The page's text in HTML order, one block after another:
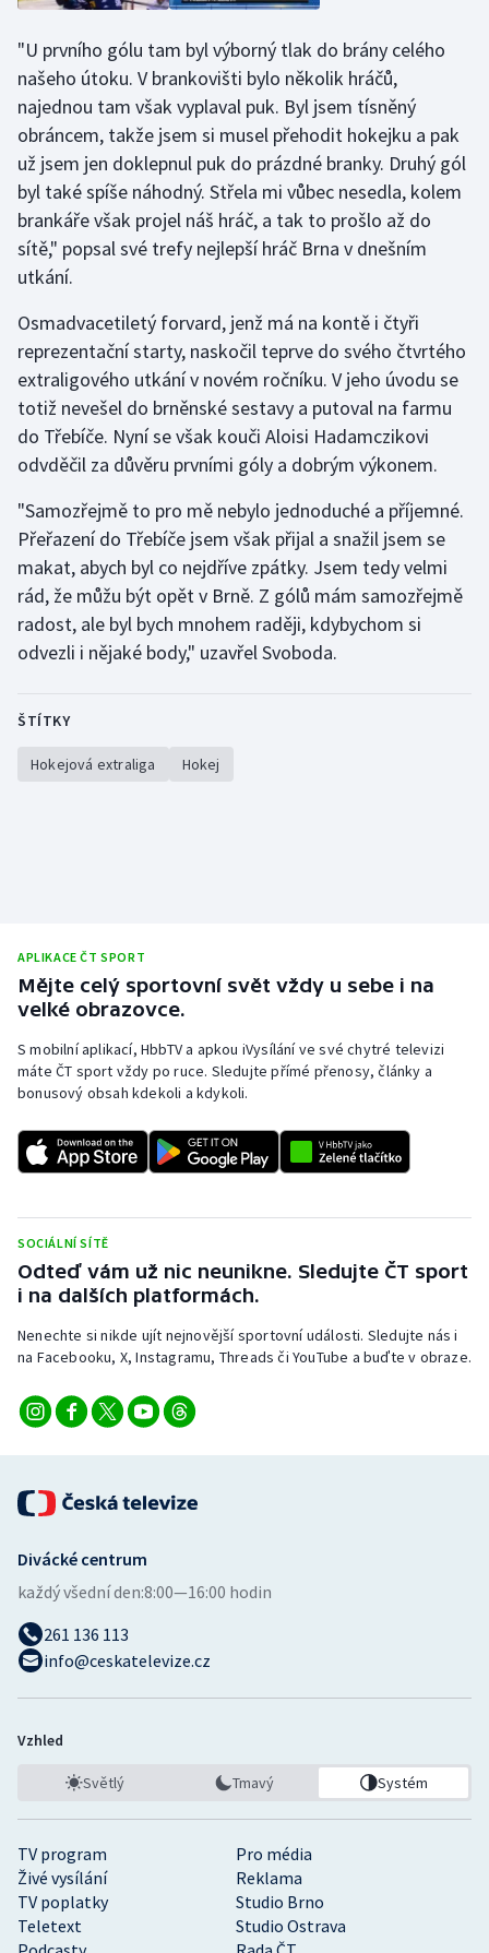
Stolní tenis
Triatlon
Veslování
Vodní slalom
Volejbal
Ostatní
"U prvního gólu tam byl výborný tlak do brány celého
našeho útoku. V brankovišti bylo několik hráčů,
najednou tam však vyplaval puk. Byl jsem tísněný
obráncem, takže jsem si musel přehodit hokejku a pak
už jsem jen doklepnul puk do prázdné branky. Druhý gól
byl také spíše náhodný. Střela mi vůbec nesedla, kolem
brankáře však projel náš hráč, a tak to prošlo až do
sítě," popsal své trefy nejlepší hráč Brna v dnešním
utkání.
Osmadvacetiletý forvard, jenž má na kontě i čtyři
reprezentační starty, naskočil teprve do svého čtvrtého
extraligového utkání v novém ročníku. V jeho úvodu se
totiž nevešel do brněnské sestavy a putoval na farmu
do Třebíče. Nyní se však kouči Aloisi Hadamczikovi
odvděčil za důvěru prvními góly a dobrým výkonem.
"Samozřejmě to pro mě nebylo jednoduché a příjemné.
Přeřazení do Třebíče jsem však přijal a snažil jsem se
makat, abych byl co nejdříve zpátky. Jsem tedy velmi
rád, že můžu být opět v Brně. Z gólů mám samozřejmě
radost, ale byl bych mnohem raději, kdybychom si
odvezli i nějaké body," uzavřel Svoboda.
ŠTÍTKY
Hokejová extraliga Hokej
APLIKACE ČT SPORT
Mějte celý sportovní svět vždy u sebe i na
velké obrazovce.
S mobilní aplikací, HbbTV a apkou iVysílání ve své chytré televizi
máte ČT sport vždy po ruce. Sledujte přímé přenosy, články a
bonusový obsah kdekoli a kdykoli.
SOCIÁLNÍ SÍTĚ
Odteď vám už nic neunikne. Sledujte ČT sport
i na dalších platformách.
Nenechte si nikde ujít nejnovější sportovní události. Sledujte nás i
na Facebooku, X, Instagramu, Threads či YouTube a buďte v obraze.
TV program
Pro média
Živé vysílání
Reklama
TV poplatky
Studio Brno
Teletext
Studio Ostrava
Divácké centrum
každý všední den:8:00—16:00 hodin
261 136 113
info@ceskatelevize.cz
Vzhled
Světlý Tmavý Systém